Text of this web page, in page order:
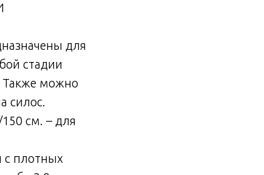
для
стадии
Также можно
силос.
см. – для
с плотных